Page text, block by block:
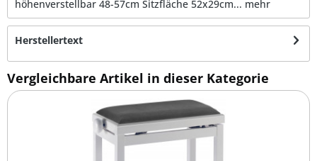
höhenverstellbar 48-57cm Sitzfläche 52x29cm... mehr
Herstellertext
Vergleichbare Artikel in dieser Kategorie